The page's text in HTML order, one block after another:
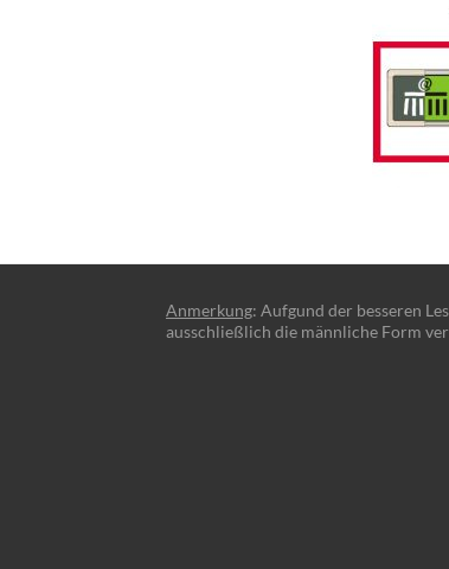
Anmerkung: Aufgund der besseren
ausschließlich die männliche Form